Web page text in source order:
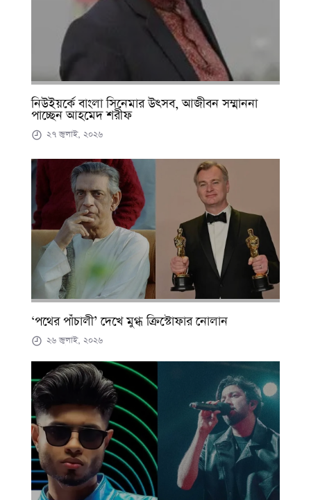
নিউইয়র্কে বাংলা সিনেমার উৎসব, আজীবন সম্মাননা
পাচ্ছেন আহমেদ শরীফ
২৭ জুলাই, ২০২৬
‘পথের পাঁচালী’ দেখে মুগ্ধ ক্রিস্টোফার নোলান
২৬ জুলাই, ২০২৬